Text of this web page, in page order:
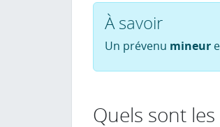
À savoir
Un prévenu mineur
Quels sont